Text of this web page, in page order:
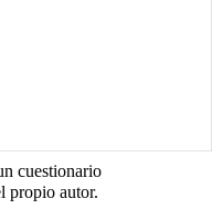
cuestionario
propio autor.